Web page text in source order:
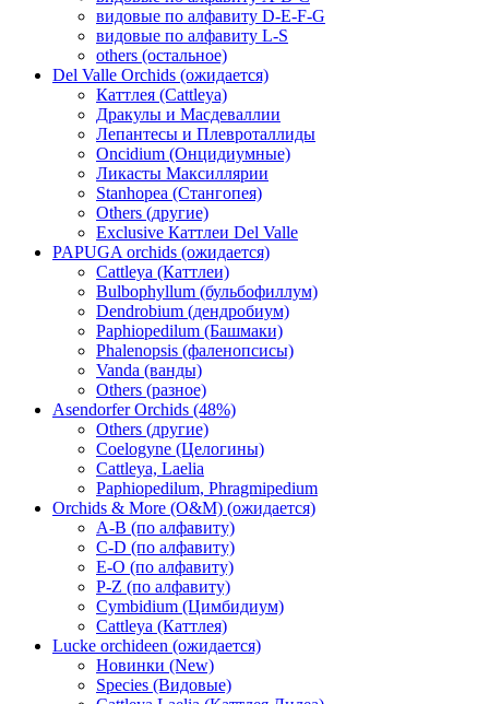
видовые по алфавиту D-E-F-G
видовые по алфавиту L-S
others (остальное)
Del Valle Orchids (ожидается)
Каттлея (Cattleya)
Дракулы и Масдеваллии
Лепантесы и Плевроталлиды
Oncidium (Онцидиумные)
Ликасты Максиллярии
Stanhopea (Стангопея)
Others (другие)
Exclusive Каттлеи Del Valle
PAPUGA orchids (ожидается)
Cattleya (Каттлеи)
Bulbophyllum (бульбофиллум)
Dendrobium (дендробиум)
Paphiopedilum (Башмаки)
Phalenopsis (фаленопсисы)
Vanda (ванды)
Others (разное)
Asendorfer Orchids (48%)
Others (другие)
Coelogyne (Целогины)
Cattleya, Laelia
Paphiopedilum, Phragmipedium
Orchids & More (O&M) (ожидается)
A-B (по алфавиту)
C-D (по алфавиту)
E-O (по алфавиту)
P-Z (по алфавиту)
Cymbidium (Цимбидиум)
Cattleya (Каттлея)
Lucke orchideen (ожидается)
Новинки (New)
Species (Видовые)